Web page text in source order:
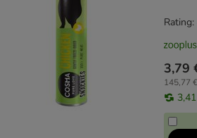
3,79
145,77